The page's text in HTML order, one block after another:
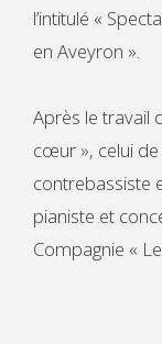
l’intitulé «
en Aveyron ».
Après le travail
cœur », celui
contrebassiste
pianiste et
Compagnie «